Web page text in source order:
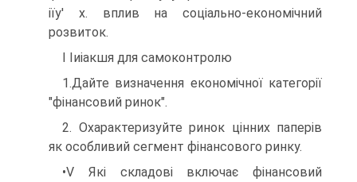
іїу' х. вплив на соціально-економічний
розвиток.
І Іиіакшя для самоконтролю
1.Дайте визначення економічної категорії
"фінансовий ринок".
2. Охарактеризуйте ринок цінних паперів
як особливий сегмент фінансового ринку.
•V Які складові включає фінансовий